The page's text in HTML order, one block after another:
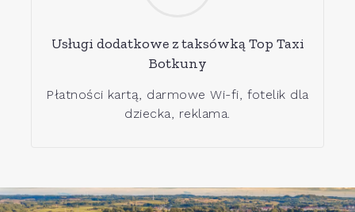
Usługi dodatkowe z taksówką Top Taxi
Botkuny
Płatności kartą, darmowe Wi-fi, fotelik dla
dziecka, reklama.